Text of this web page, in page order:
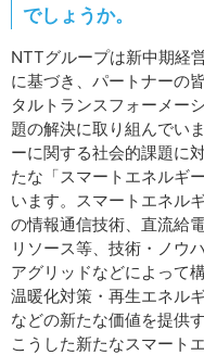
でしょうか。
NTTグループは新中期経
に基づき、パートナーの
タルトランスフォーメー
題の解決に取り組んでい
ーに関する社会的課題に
たな「スマートエネルギ
います。スマートエネル
の情報通信技術、直流給
リソース等、技術・ノウ
アグリッドなどによって
温暖化対策・再生エネル
などの新たな価値を提供
こうした新たなスマート